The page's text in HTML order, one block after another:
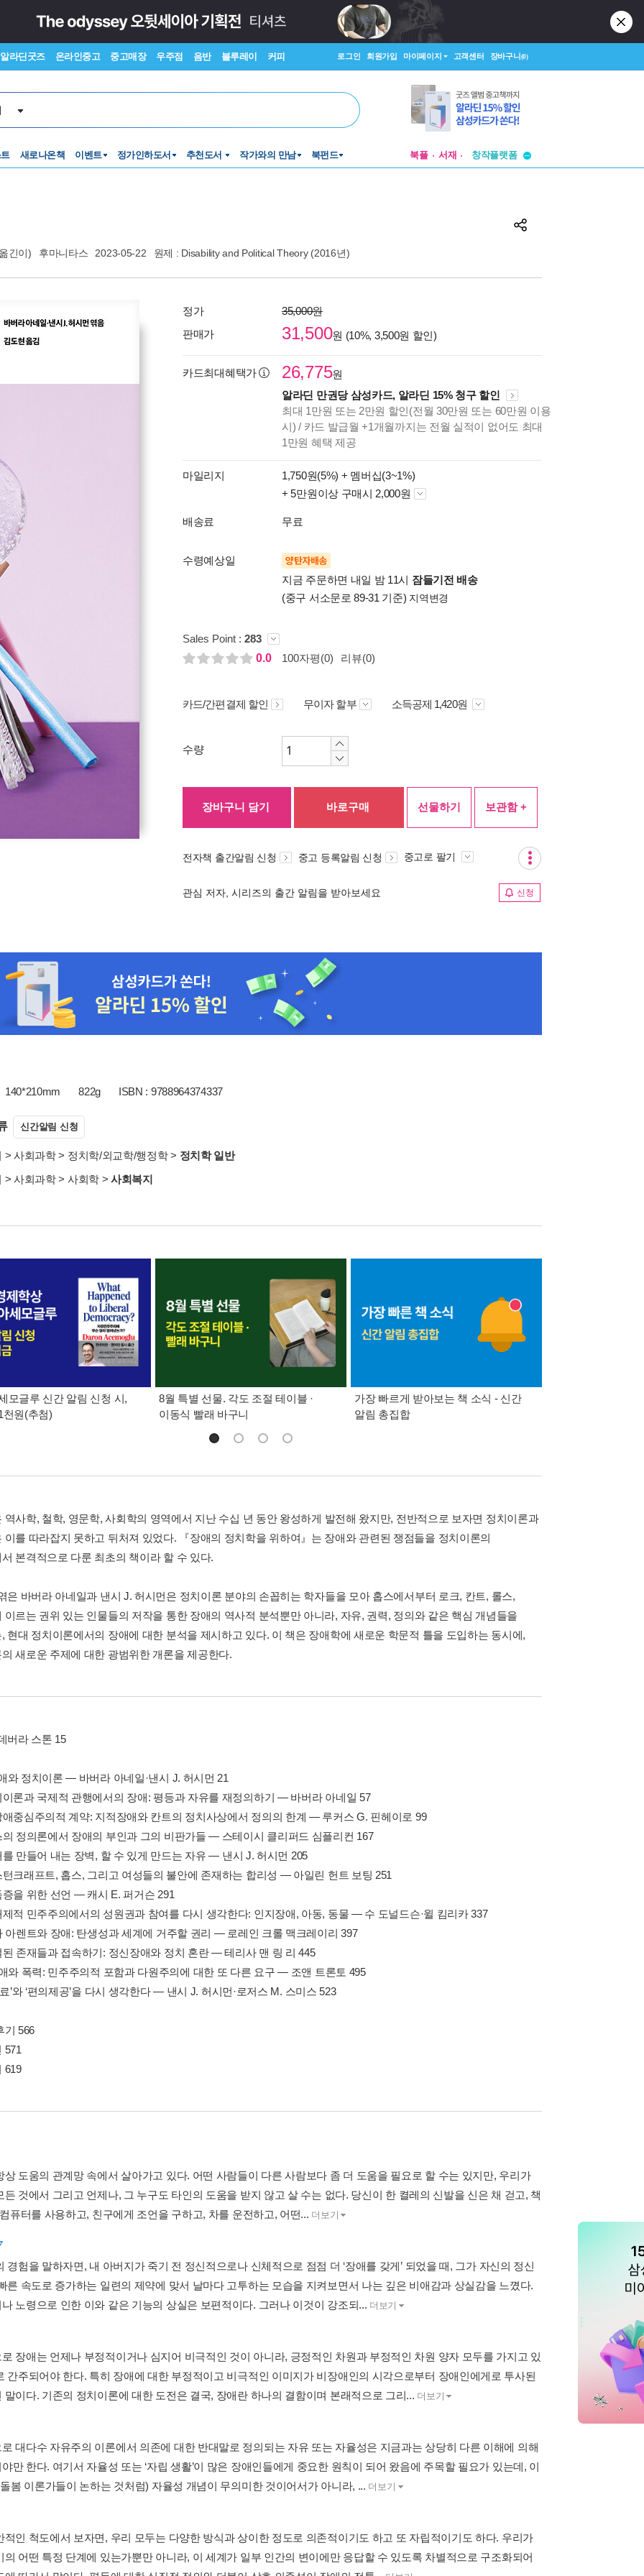
알라딘굿즈 온라인중고 중고매장 우주점 음반 블루레이 커피 로그인 회원가입 마이페이지 고객센터 장바구니(0)
새로나온책 이벤트 정가인하도서 추천도서 작가와의 만남 북펀드 북플 서재
창작플랫폼
긴이) 후마니타스 2023-05-22 원제 : Disability and Political Theory (2016년)
정가
35,000원
판매가
31,500원 (10%, 3,500원 할인)
카드최대혜택가 26,775원
알라딘 만권당 삼성카드, 알라딘 15% 청구 할인
최대 1만원 또는 2만원 할인(전월 30만원 또는 60만원 이용
시) / 카드 발급월 +1개월까지는 전월 실적이 없어도 최대
1만원 혜택 제공
마일리지 1,750원(5%) + 멤버십(3~1%)
+ 5만원이상 구매시 2,000원
배송료 무료
수령예상일 양탄자배송
지금 주문하면 내일 밤 11시 잠들기전 배송
(중구 서소문로 89-31 기준) 지역변경
Sales Point : 283
0.0
100자평(0) 리뷰(0)
카드/간편결제 할인 무이자 할부 소득공제 1,420원
수량
장바구니 담기 바로구매 선물하기 보관함 +
전자책 출간알림 신청 중고 등록알림 신청 중고로 팔기
관심 저자, 시리즈의 출간 알림을 받아보세요 신청
140*210mm 822g ISBN : 9788964374337
신간알림 신청
> 사회과학> 정치학/외교학/행정학> 정치학 일반
> 사회과학> 사회학>사회복지
모글루 신간 알림 신청 시,
천원(추첨)
8월 특별 선물. 각도 조절 테이블 ·
이동식 빨래 바구니
가장 빠르게 받아보는 책 소식 - 신간
알림 총집합
역사학, 철학, 영문학, 사회학의 영역에서 지난 수십 년 동안 왕성하게 발전해 왔지만, 전반적으로 보자면 정치이론과
이를 따라잡지 못하고 뒤처져 있었다. 『장애의 정치학을 위하여』는 장애와 관련된 쟁점들을 정치이론의
본격적으로 다룬 최초의 책이라 할 수 있다.
은 바버라 아네일과 낸시 J. 허시먼은 정치이론 분야의 손꼽히는 학자들을 모아 홉스에서부터 로크, 칸트, 롤스,
이르는 권위 있는 인물들의 저작을 통한 장애의 역사적 분석뿐만 아니라, 자유, 권력, 정의와 같은 핵심 개념들을
현대 정치이론에서의 장애에 대한 분석을 제시하고 있다. 이 책은 장애학에 새로운 학문적 틀을 도입하는 동시에,
새로운 주제에 대한 광범위한 개론을 제공한다.
버라 스톤 15
와 정치이론 ― 바버라 아네일·낸시 J. 허시먼 21
이론과 국제적 관행에서의 장애: 평등과 자유를 재정의하기 ― 바버라 아네일 57
애중심주의적 계약: 지적장애와 칸트의 정치사상에서 정의의 한계 ― 루커스 G. 핀헤이로 99
의 정의론에서 장애의 부인과 그의 비판가들 ― 스테이시 클리퍼드 심플리컨 167
를 만들어 내는 장벽, 할 수 있게 만드는 자유 ― 낸시 J. 허시먼 205
턴크래프트, 홉스, 그리고 여성들의 불안에 존재하는 합리성 ― 아일린 헌트 보팅 251
증을 위한 선언 ― 캐시 E. 퍼거슨 291
제적 민주주의에서의 성원권과 참여를 다시 생각한다: 인지장애, 아동, 동물 ― 수 도널드슨·윌 킴리카 337
아렌트와 장애: 탄생성과 세계에 거주할 권리 ― 로레인 크롤 맥크레이리 397
된 존재들과 접속하기: 정신장애와 정치 혼란 ― 테리사 맨 링 리 445
와 폭력: 민주주의적 포함과 다원주의에 대한 또 다른 요구 ― 조앤 트론토 495
’와 ‘편의제공’을 다시 생각한다 ― 낸시 J. 허시먼·로저스 M. 스미스 523
기 566
571
619
상 도움의 관계망 속에서 살아가고 있다. 어떤 사람들이 다른 사람보다 좀 더 도움을 필요로 할 수는 있지만, 우리가
든 것에서 그리고 언제나, 그 누구도 타인의 도움을 받지 않고 살 수는 없다. 당신이 한 켤레의 신발을 신은 채 걷고, 책
퓨터를 사용하고, 친구에게 조언을 구하고, 차를 운전하고, 어떤... 더보기
경험을 말하자면, 내 아버지가 죽기 전 정신적으로나 신체적으로 점점 더 ‘장애를 갖게’ 되었을 때, 그가 자신의 정신
른 속도로 증가하는 일련의 제약에 맞서 날마다 고투하는 모습을 지켜보면서 나는 깊은 비애감과 상실감을 느꼈다.
노령으로 인한 이와 같은 기능의 상실은 보편적이다. 그러나 이것이 강조되... 더보기
장애는 언제나 부정적이거나 심지어 비극적인 것이 아니라, 긍정적인 차원과 부정적인 차원 양자 모두를 가지고 있
간주되어야 한다. 특히 장애에 대한 부정적이고 비극적인 이미지가 비장애인의 시각으로부터 장애인에게로 투사된
말이다. 기존의 정치이론에 대한 도전은 결국, 장애란 하나의 결함이며 본래적으로 그리... 더보기
대다수 자유주의 이론에서 의존에 대한 반대말로 정의되는 자유 또는 자율성은 지금과는 상당히 다른 이해에 의해
만 한다. 여기서 자율성 또는 ‘자립 생활’이 많은 장애인들에게 중요한 원칙이 되어 왔음에 주목할 필요가 있는데, 이
봄 이론가들이 논하는 것처럼) 자율성 개념이 무의미한 것이어서가 아니라, ... 더보기
적인 척도에서 보자면, 우리 모두는 다양한 방식과 상이한 정도로 의존적이기도 하고 또 자립적이기도 하다. 우리가
의 어떤 특정 단계에 있는가뿐만 아니라, 이 세계가 일부 인간의 변이에만 응답할 수 있도록 차별적으로 구조화되어